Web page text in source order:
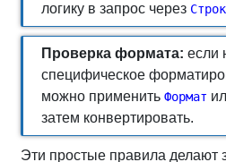
логику в запрос через
Проверка формата: если
специфическое
можно применить Формат
затем конвертировать.
Эти простые правила делают